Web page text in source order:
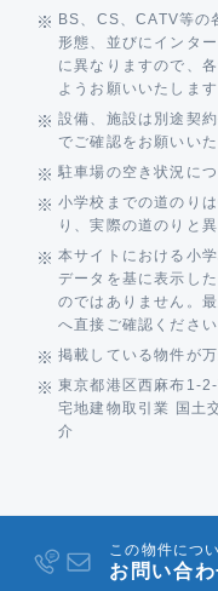
BS、CS、CATV等の
形態、並びにインタ
に異なりますので、
ようお願いいたします
設備、施設は別途契
でご確認をお願いいた
駐車場の空き状況に
小学校までの道のり
り、実際の道のりと
本サイトにおける小
データを基に表示し
のではありません。
へ直接ご確認ください
掲載している物件が
東京都港区西麻布1-
宅地建物取引業 国
介
この物件につ
お問い合わ